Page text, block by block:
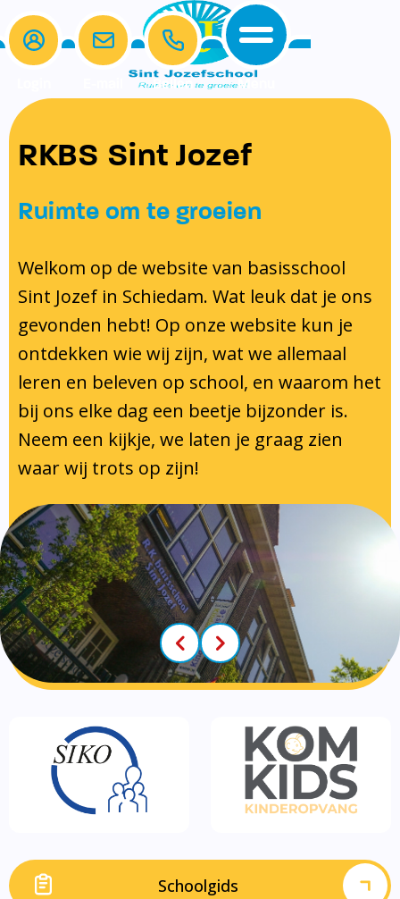
Home
De school
Schoolregels
Formulieren
Schoolgids en kalender
Kalender 2025-2026
Schooltijden
Ons Team
Gymrooster
Vakanties en Lesvrije dagen
Klachtenregeling
Privacy regelement
Partners
Ouders
Ouders
Medezeggenschapsraad
Ouderbijdrage
Samen Leren
Lezen
Taal
Rekenen
Protocollen
Protocol omgang met gescheiden
ouders
Pestprotocol
Gedragsprotocol
Luizenprotocol
Inspectie en leerplicht
Inschrijven en indelen van leerlingen
Tussenschoolse opvang
Voorschoolse- en naschoolse
opvang
Contact
Bellen Menu
RKBS Sint Jozef
Ruimte om te groeien
Welkom op de website van basisschool
Sint Jozef in Schiedam. Wat leuk dat je ons
gevonden hebt! Op onze website kun je
ontdekken wie wij zijn, wat we allemaal
leren en beleven op school, en waarom het
bij ons elke dag een beetje bijzonder is.
Neem een kijkje, we laten je graag zien
waar wij trots op zijn!
Schoolgids